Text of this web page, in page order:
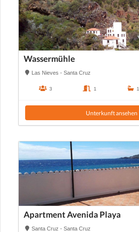
Wassermühle
Las Nieves - Santa Cruz
3 1 1
Unterkunft ansehen
Apartment Avenida Playa
Santa Cruz - Santa Cruz